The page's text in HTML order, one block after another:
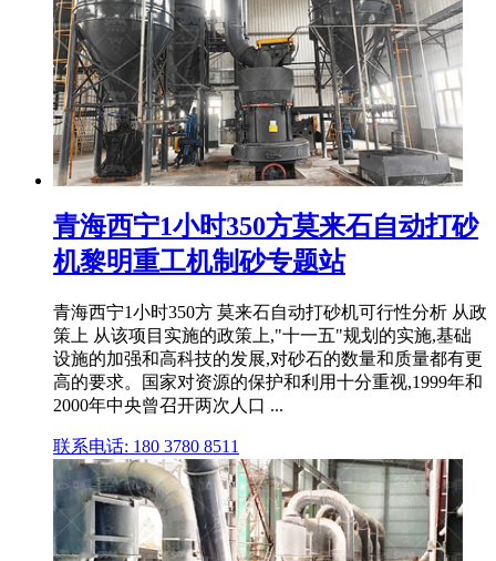
青海西宁1小时350方莫来石自动打砂
机黎明重工机制砂专题站
青海西宁1小时350方 莫来石自动打砂机可行性分析 从政
策上 从该项目实施的政策上,"十一五"规划的实施,基础
设施的加强和高科技的发展,对砂石的数量和质量都有更
高的要求。国家对资源的保护和利用十分重视,1999年和
2000年中央曾召开两次人口 ...
联系电话: 180 3780 8511